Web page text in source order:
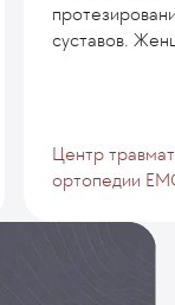
суставов.
Центр
ортопедии